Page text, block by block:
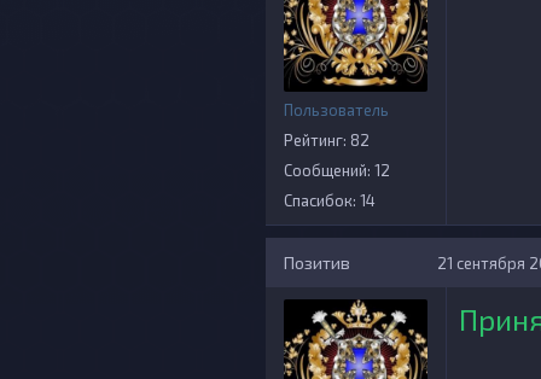
Пользователь
Рейтинг: 82
Сообщений: 12
Спасибок: 14
Позитив 21 сентября